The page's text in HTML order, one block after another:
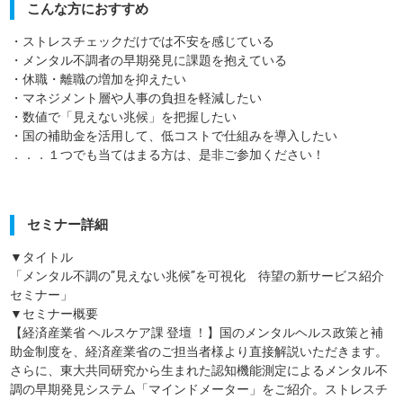
こんな方におすすめ
・ストレスチェックだけでは不安を感じている
・メンタル不調者の早期発見に課題を抱えている
・休職・離職の増加を抑えたい
・マネジメント層や人事の負担を軽減したい
・数値で「見えない兆候」を把握したい
・国の補助金を活用して、低コストで仕組みを導入したい
．．．１つでも当てはまる方は、是非ご参加ください！
セミナー詳細
▼タイトル
「メンタル不調の”見えない兆候”を可視化 待望の新サービス紹介
セミナー」
▼セミナー概要
【経済産業省 ヘルスケア課 登壇 ！】国のメンタルヘルス政策と補
助金制度を、経済産業省のご担当者様より直接解説いただきます。
さらに、東大共同研究から生まれた認知機能測定によるメンタル不
調の早期発見システム「マインドメーター」をご紹介。ストレスチ